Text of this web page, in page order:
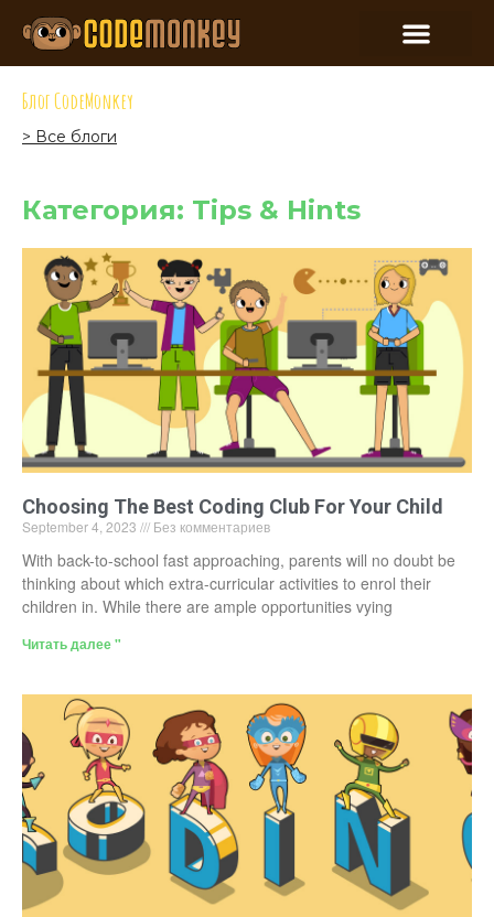
Блог CodeMonkey
> Все блоги
Категория: Tips & Hints
Choosing The Best Coding Club For Your Child
September 4, 2023 Без комментариев
With back-to-school fast approaching, parents will no doubt be
thinking about which extra-curricular activities to enrol their
children in. While there are ample opportunities vying
Читать далее "